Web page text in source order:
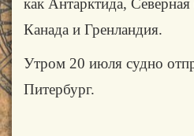
как Антарктида,
Канада и Гренландия.
Утром 20 июля судно
Питербург.